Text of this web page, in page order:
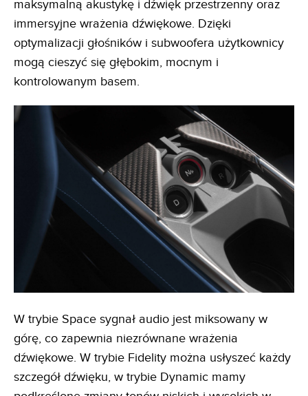
maksymalną akustykę i dźwięk przestrzenny oraz
immersyjne wrażenia dźwiękowe. Dzięki
optymalizacji głośników i subwoofera użytkownicy
mogą cieszyć się głębokim, mocnym i
kontrolowanym basem.
W trybie Space sygnał audio jest miksowany w
górę, co zapewnia niezrównane wrażenia
dźwiękowe. W trybie Fidelity można usłyszeć każdy
szczegół dźwięku, w trybie Dynamic mamy